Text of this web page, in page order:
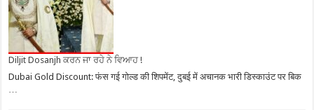
Diljit Dosanjh ਕਰਨ ਜਾ ਰਹੇ ਨੇ ਵਿਆਹ !
Dubai Gold Discount: फंस गई गोल्ड की शिपमेंट, दुबई में अचानक भारी डिस्काउंट पर बिक
…